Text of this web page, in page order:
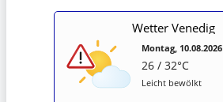
Wetter Venedig
Montag, 10.08.2026
26 / 32°C
Leicht bewölkt